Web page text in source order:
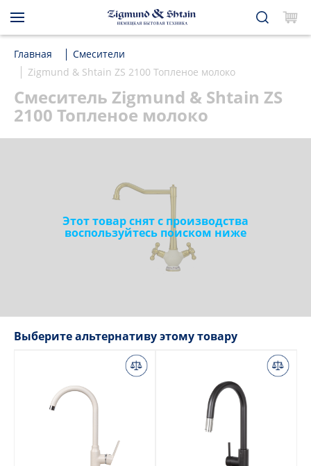
Главная
Смесители
Zigmund & Shtain ZS 2100 Топленое молоко
Смеситель Zigmund & Shtain ZS
2100 Топленое молоко
Этот товар снят с производства
воспользуйтесь поиском ниже
Выберите альтернативу этому товару